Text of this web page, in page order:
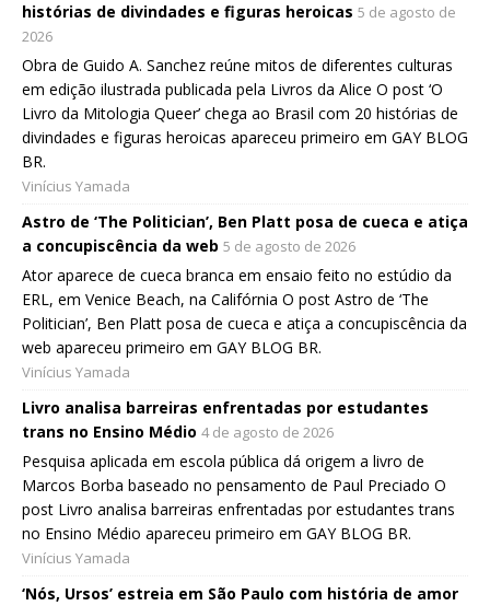
histórias de divindades e figuras heroicas 5 de agosto de
2026
Obra de Guido A. Sanchez reúne mitos de diferentes culturas
em edição ilustrada publicada pela Livros da Alice O post ‘O
Livro da Mitologia Queer’ chega ao Brasil com 20 histórias de
divindades e figuras heroicas apareceu primeiro em GAY BLOG
BR.
Vinícius Yamada
Astro de ‘The Politician’, Ben Platt posa de cueca e atiça
a concupiscência da web 5 de agosto de 2026
Ator aparece de cueca branca em ensaio feito no estúdio da
ERL, em Venice Beach, na Califórnia O post Astro de ‘The
Politician’, Ben Platt posa de cueca e atiça a concupiscência da
web apareceu primeiro em GAY BLOG BR.
Vinícius Yamada
Livro analisa barreiras enfrentadas por estudantes
trans no Ensino Médio 4 de agosto de 2026
Pesquisa aplicada em escola pública dá origem a livro de
Marcos Borba baseado no pensamento de Paul Preciado O
post Livro analisa barreiras enfrentadas por estudantes trans
no Ensino Médio apareceu primeiro em GAY BLOG BR.
Vinícius Yamada
‘Nós, Ursos’ estreia em São Paulo com história de amor